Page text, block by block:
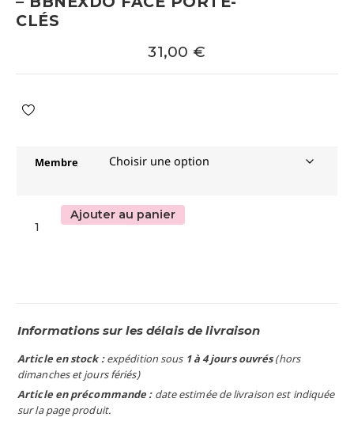
CLÉS
31,00 €
Membre
Ajouter au panier
Informations sur les délais de livraison
Article en stock :expédition sous 1 à 4 jours ouvrés(hors
dimanches et jours fériés)
Article en précommande : date estimée de livraison est indiquée
sur la page produit.